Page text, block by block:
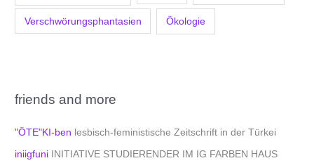
Verschwörungsphantasien Ökologie
friends and more
"ÖTE"KI-ben lesbisch-feministische Zeitschrift in der Türkei
iniigfuni INITIATIVE STUDIERENDER IM IG FARBEN HAUS